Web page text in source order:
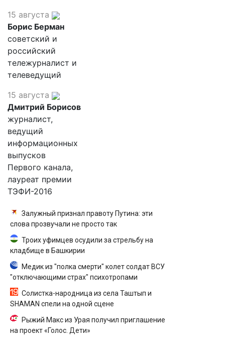
15 августа
Борис Берман
советский и
российский
тележурналист и
телеведущий
15 августа
Дмитрий Борисов
журналист,
ведущий
информационных
выпусков
Первого канала,
лауреат премии
ТЭФИ-2016
Залужный признал правоту Путина: эти
слова прозвучали не просто так
Троих уфимцев осудили за стрельбу на
кладбище в Башкирии
Медик из "полка смерти" колет солдат ВСУ
"отключающими страх" психотропами
Солистка-народница из села Таштып и
SHAMAN спели на одной сцене
Рыжий Макс из Урая получил приглашение
на проект «Голос. Дети»